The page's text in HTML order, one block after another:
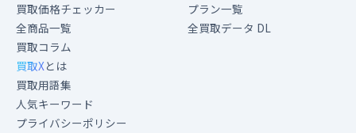
買取価格チェッカー
全商品一覧
買取コラム
買取Xとは
買取用語集
人気キーワード
プライバシーポリシー
プラン一覧
全買取データ DL